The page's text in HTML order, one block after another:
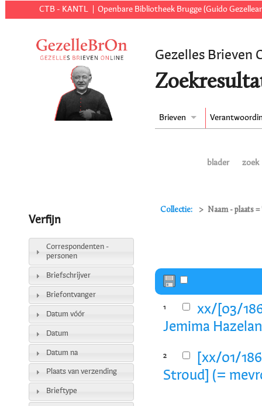
CTB - KANTL Openbare Bibliotheek Brugge (Guido
Gezelles Brieven
Brieven
blader zoek
Collectie: Naam - plaats
1
xx/[03/
Jemima
2
[xx/01/
Stroud] (=
Verfijn
Correspondenten -
personen
Briefschrijver
Briefontvanger
Datum vóór
Datum
Datum na
Plaats van verzending
Brieftype